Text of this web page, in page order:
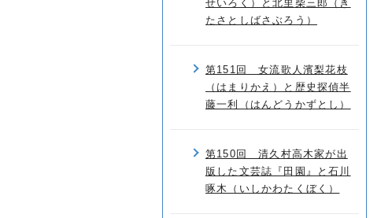
せいろく）と北里柴三郎（き
たさとしばさぶろう）
第151回 女流歌人濱梨花枝
（はまりかえ）と歴史探偵半
藤一利（はんどうかずとし）
第150回 清久村高木家が出
版した文芸誌『田園』と石川
啄木（いしかわたくぼく）